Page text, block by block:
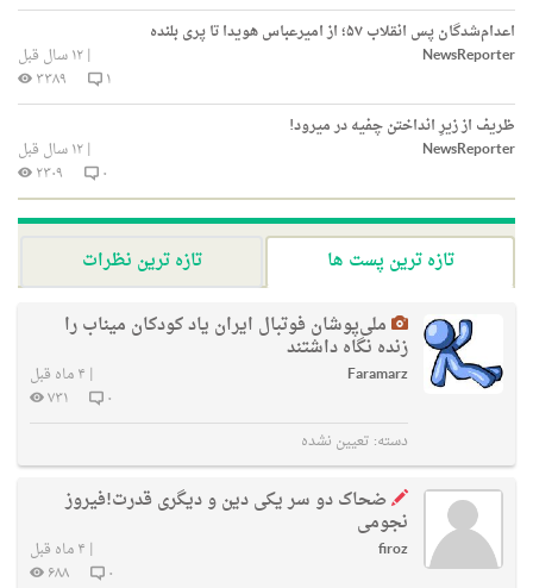
اعدام‌شدگان پس انقلاب ۵۷؛ از امیرعباس هویدا تا پری بلنده
NewsReporter
|۱۲ سال قبل
۱
۳۳۸۹
ظریف از زیرِ انداختن چفیه در میرود!
NewsReporter
|۱۲ سال قبل
۰
۲۳۰۹
تازه ترین پست ها
تازه ترین نظرات
ملی‌پوشان فوتبال ایران یاد کودکان میناب را
زنده نگاه داشتند
Faramarz
| ۴ ماه قبل
۰
۷۳۱
دسته: تعیین نشده
ضحاک دو سر یکی دین و دیگری قدرت!فیروز
نجومی
firoz
| ۴ ماه قبل
۰
۶۸۸